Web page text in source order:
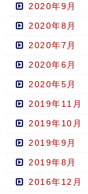
2020年9月
2020年8月
2020年7月
2020年6月
2020年5月
2019年11月
2019年10月
2019年9月
2019年8月
2016年12月